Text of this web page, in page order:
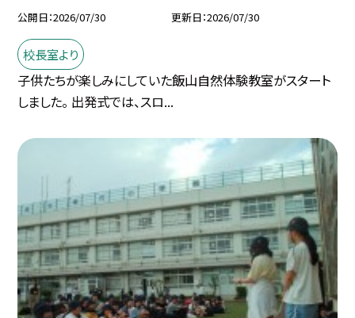
公開日 2026/07/30 更新日 2026/07/30
校長室より
子供たちが楽しみにしていた飯山自然体験教室がスタート
しました。 出発式では、スロ...